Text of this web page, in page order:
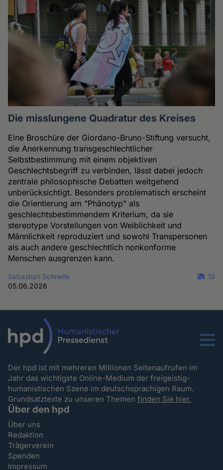
Die misslungene Quadratur des Kreises
Eine Broschüre der Giordano-Bruno-Stiftung versucht,
die Anerkennung transgeschlechtlicher
Selbstbestimmung mit einem objektiven
Geschlechtsbegriff zu verbinden, lässt dabei jedoch
zentrale philosophische Debatten weitgehend
unberücksichtigt. Besonders problematisch erscheint
die Orientierung am "Phänotyp" als
geschlechtsbestimmendem Kriterium, da sie
stereotype Vorstellungen von Weiblichkeit und
Männlichkeit reproduziert und sowohl Transpersonen
als auch andere geschlechtlich nonkonforme
Menschen ausgrenzen kann.
Sebastian Schnelle
05.06.2026
19
Menu
Der hpd ist mit mehreren Millionen Seitenaufrufen im
Jahr das wichtigste Online-Medium der freigeistig-
humanistischen Szene im deutschsprachigen Raum.
Grundsatztexte zu unseren Themenfinden Sie hier.
Über den hpd
Über uns
Redaktion
Trägerverein
Spenden
Impressum